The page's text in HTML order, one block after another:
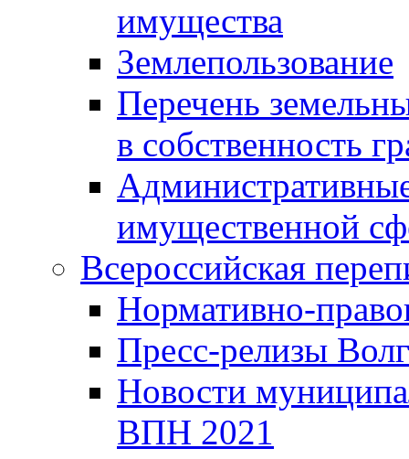
имущества
Землепользование
Перечень
в собственность
имущественной
Всероссийская
Нормативно-
Пресс-релизы
Новости
ВПН 2021